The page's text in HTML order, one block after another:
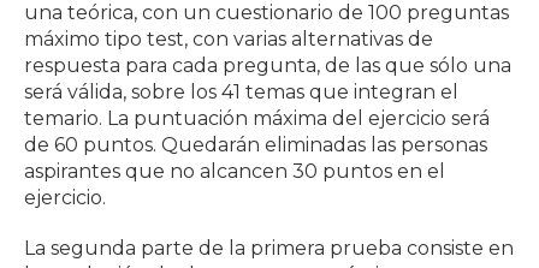
una teórica, con un cuestionario de 100 preguntas
máximo tipo test, con varias alternativas de
respuesta para cada pregunta, de las que sólo una
será válida, sobre los 41 temas que integran el
temario. La puntuación máxima del ejercicio será
de 60 puntos. Quedarán eliminadas las personas
aspirantes que no alcancen 30 puntos en el
ejercicio.
La segunda parte de la primera prueba consiste en